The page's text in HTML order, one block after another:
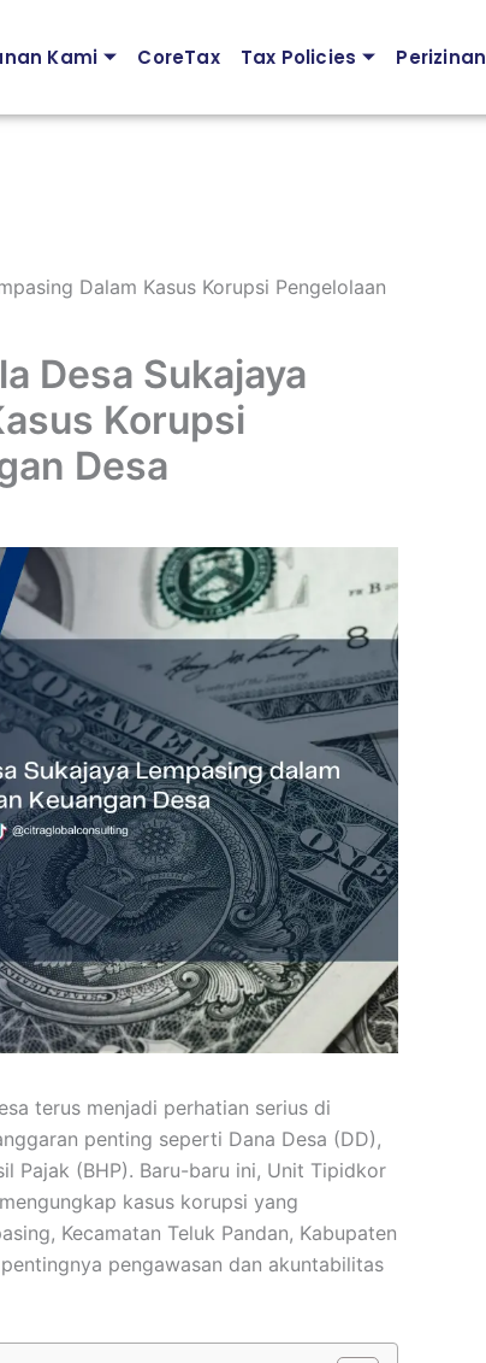
Kami CoreTax Tax Policies Perizinan
Dalam Kasus Korupsi Pengelolaan
Desa Sukajaya
Korupsi
Desa
terus menjadi perhatian serius di
penting seperti Dana Desa (DD),
Pajak (BHP). Baru-baru ini, Unit Tipidkor
kasus korupsi yang
Kecamatan Teluk Pandan, Kabupaten
pengawasan dan akuntabilitas